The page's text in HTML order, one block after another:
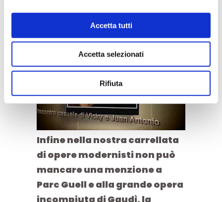
Accetta tutti
Accetta selezionati
Rifiuta
Viaggio a Barcellona di cinema (Parte
1): Vicky Cristina Barcelona (Woody
Infine nella nostra carrellata
di opere modernisti non può
mancare una menzione a
Parc Guell e alla grande opera
incompiuta di Gaudì, la